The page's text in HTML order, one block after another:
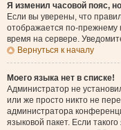
Я изменил часовой пояс,
Если вы уверены, что
отображается по-прежнему
время на сервере.
Вернуться к началу
Моего языка нет в списке!
Администратор не
или же просто никто не
администратора
языковой пакет. Если